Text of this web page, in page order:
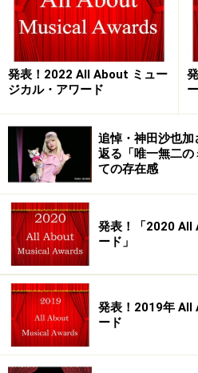
――「子役さん」は平均的な子
がありますが。
「私もそう思っていたのです
レートでした。変化球を投げ
すぐな球が来るので、こちら
ましたね。それは演出のジョ
図でもあって、何かことさら
「それは違うんじゃないかな
子だよ」と指摘していらっし
受ける子供たちを観ていて）
いうか、「聞いて答える」と
な、と改めて思いました。役
ことに気をとられるけど、子
ことを教わっている光景は大
になりましたね。「聞く」こ
発表！2022 All About ミュー
ジカル・アワード
追悼・神田沙也
返る「唯一無二
ての存在感
発表！「2020 All
ード」
発表！2019年 All
ード